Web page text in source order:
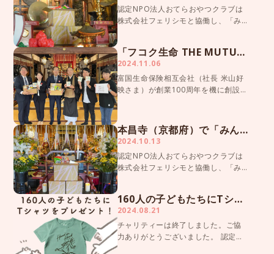
認定NPO法人おてらおやつクラブは
株式会社フェリシモと協働し、「み
んなでおそなえギフト」プロジェク
トを2022年10月から実施していま
す。 皆さまにご協力いただき、これ
までに総計1,501箱の「おそなえギフ
ト」が届きまし […]
「フコク生命 THE MUTUAL 基金」の寄付先に選ばれました
2024.11.06
富国生命保険相互会社（社長 米山好
映さま）が創業100周年を機に創設さ
れた「フコク生命 THE MUTUAL 基
金」の寄付先として、認定NPO法人
おてらおやつクラブが選ばれまし
た。10月24日(木) におてらおやつク
ラブ […]
本昌寺（京都府）で「みんなでおそなえギフト」の読経を行いました
2024.10.13
認定NPO法人おてらおやつクラブは
株式会社フェリシモと協働し、「み
んなでおそなえギフト」プロジェク
トを2022年10月から実施していま
す。 皆さまにご協力いただき、これ
までに総計1,410箱の「おそなえギフ
ト」が届きまし […]
160人の子どもたちにTシャツをプレゼント！
2024.08.21
チャリティーは終了しました。ご協
力ありがとうございました。 認定
NPO法人おてらおやつクラブは、京